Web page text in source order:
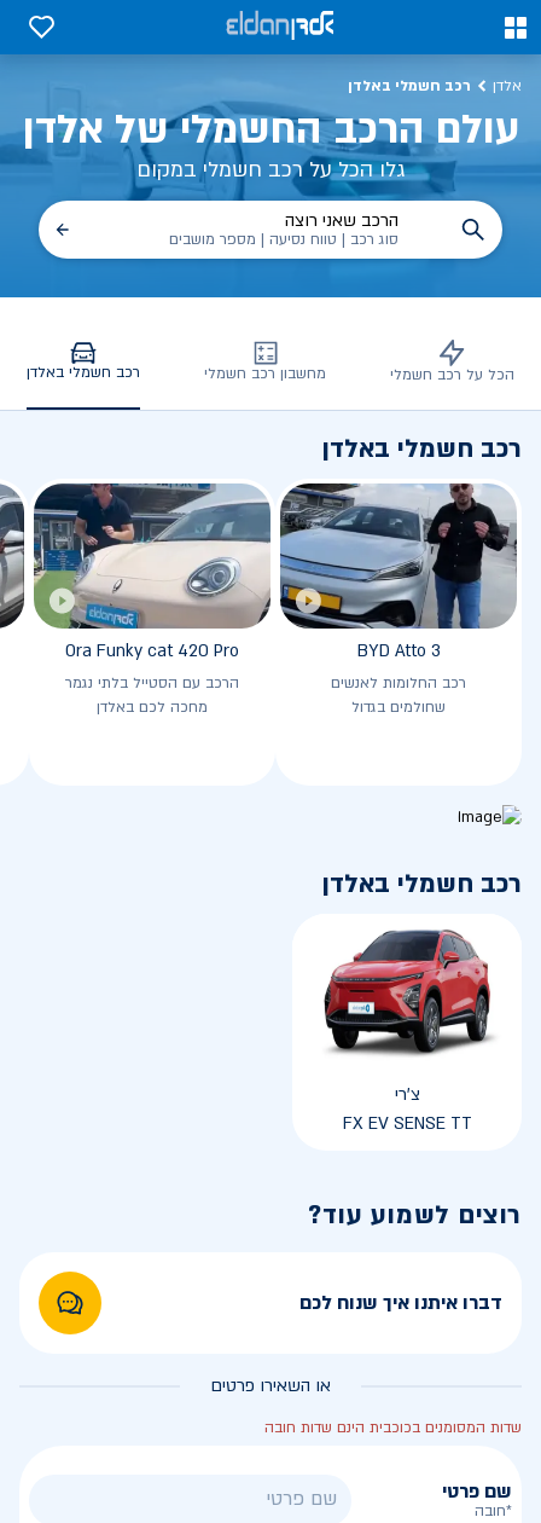
0
0
אלדן רכב חשמלי באלדן
עולם הרכב החשמלי של אלדן
גלו הכל על רכב חשמלי במקום
הרכב שאני רוצה
סוג רכב | טווח נסיעה | מספר מושבים
הכל על רכב חשמלי מחשבון רכב חשמלי רכב חשמלי באלדן
רכב חשמלי באלדן
BYD Atto 3
רכב החלומות לאנשים
שחולמים בגדול
Ora Funky cat 420 Pro
הרכב עם הסטייל בלתי נגמר
מחכה לכם באלדן
רכב חשמלי באלדן
צ'רי
FX EV SENSE TT
רוצים לשמוע עוד?
דברו איתנו איך שנוח לכם
או השאירו פרטים
שדות המסומנים בכוכבית הינם שדות חובה
שם פרטי
*חובה
רכב חשמלי באלדן – דגמים, השוואות, פנלים